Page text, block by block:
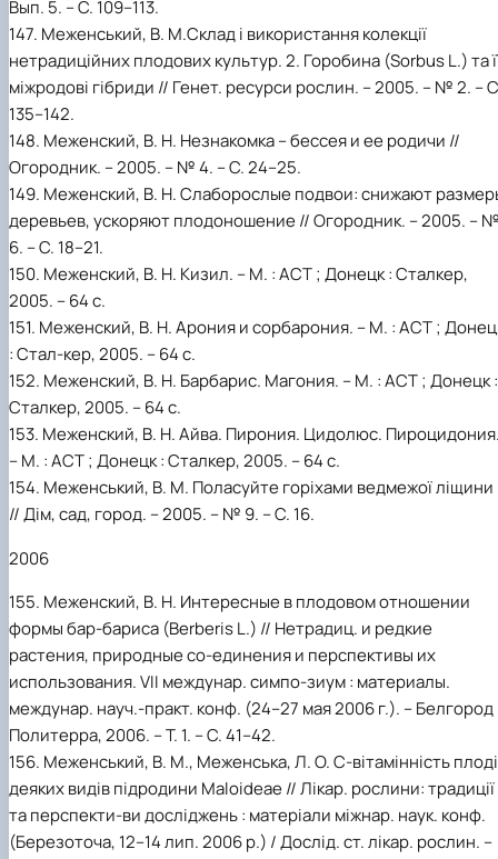
Вып. 5. – С. 109–113.
147. Меженський, В. М.Склад і використання колекції
нетрадиційних плодових культур. 2. Горобина (Sorbus L.) та
міжродові гібриди // Генет. ресурси рослин. – 2005. – № 2. –
135–142.
148. Меженский, В. Н. Незнакомка – бессея и ее родичи //
Огородник. – 2005. – № 4. – С. 24–25.
149. Меженский, В. Н. Слаборослые подвои: снижают
деревьев, ускоряют плодоношение // Огородник. – 2005. –
6. – С. 18–21.
150. Меженский, В. Н. Кизил. – М. : АСТ ; Донецк : Сталкер,
2005. – 64 с.
151. Меженский, В. Н. Арония и сорбарония. – М. : АСТ ;
: Стал-кер, 2005. – 64 с.
152. Меженский, В. Н. Барбарис. Магония. – М. : АСТ ; Донецк :
Сталкер, 2005. – 64 с.
153. Меженский, В. Н. Айва. Пирония. Цидолюс.
– М. : АСТ ; Донецк : Сталкер, 2005. – 64 с.
154. Меженський, В. М. Поласуйте горіхами ведмежої ліщини
// Дім, сад, город. – 2005. – № 9. – С. 16.
2006
155. Меженский, В. Н. Интересные в плодовом отношении
формы бар-бариса (Berberis L.) // Нетрадиц. и редкие
растения, природные со-единения и перспективы их
использования. VII междунар. симпо-зиум : материалы.
междунар. науч.-практ. конф. (24–27 мая 2006 г.). – Белгород
Политерра, 2006. – Т. 1. – С. 41–42.
156. Меженський, В. М., Меженська, Л. О. С-вітамінність
деяких видів підродини Maloideae // Лікар. рослини: традиції
та перспекти-ви досліджень : матеріали міжнар. наук. конф.
(Березоточа, 12–14 лип. 2006 р.) / Дослід. ст. лікар. рослин. –